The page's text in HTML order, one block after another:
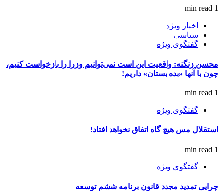
1 min read
اخبار ویژه
سیاسی
گفتگوی ویژه
محسن زنگنه: واقعیت این است نمی‌توانیم وزرا را بازخواست کنیم،
چون با آنها «بده بستان» داریم!
1 min read
گفتگوی ویژه
استقلال مس هیچ گاه اتفاق نخواهد افتاد!
1 min read
گفتگوی ویژه
چرایی تمدید مجدد قانون برنامه ششم توسعه